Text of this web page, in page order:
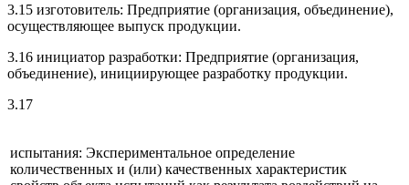
3.15 изготовитель: Предприятие (организация, объединение),
осуществляющее выпуск продукции.
3.16 инициатор разработки: Предприятие (организация,
объединение), инициирующее разработку продукции.
3.17
испытания: Экспериментальное определение
количественных и (или) качественных характеристик